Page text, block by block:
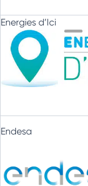
Energies d’Ici
Endesa